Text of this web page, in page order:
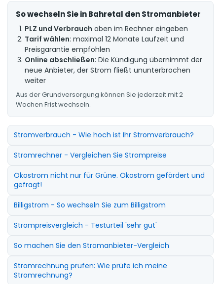
So wechseln Sie in Bahretal den Stromanbieter
PLZ und Verbrauch oben im Rechner eingeben
Tarif wählen: maximal 12 Monate Laufzeit und
Preisgarantie empfohlen
Online abschließen: Die Kündigung übernimmt der
neue Anbieter, der Strom fließt ununterbrochen
weiter
Aus der Grundversorgung können Sie jederzeit mit 2
Wochen Frist wechseln.
Stromverbrauch - Wie hoch ist Ihr Stromverbrauch?
Stromrechner - Vergleichen Sie Strompreise
Ökostrom nicht nur für Grüne. Ökostrom gefördert und
gefragt!
Billigstrom - So wechseln Sie zum Billigstrom
Strompreisvergleich - Testurteil 'sehr gut'
So machen Sie den Stromanbieter-Vergleich
Stromrechnung prüfen: Wie prüfe ich meine
Stromrechnung?